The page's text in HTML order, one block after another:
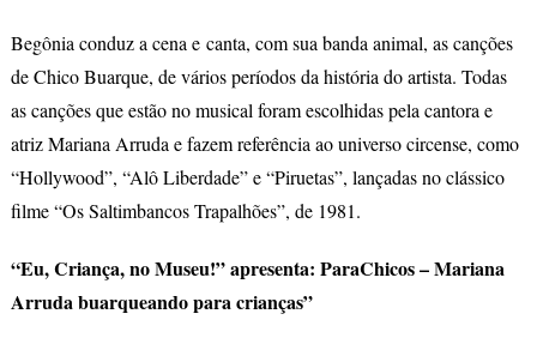
Begônia conduz a cena e canta, com sua banda animal, as canções
de Chico Buarque, de vários períodos da história do artista. Todas
as canções que estão no musical foram escolhidas pela cantora e
atriz Mariana Arruda e fazem referência ao universo circense, como
“Hollywood”, “Alô Liberdade” e “Piruetas”, lançadas no clássico
filme “Os Saltimbancos Trapalhões”, de 1981.
“Eu, Criança, no Museu!” apresenta: ParaChicos – Mariana
Arruda buarqueando para crianças”